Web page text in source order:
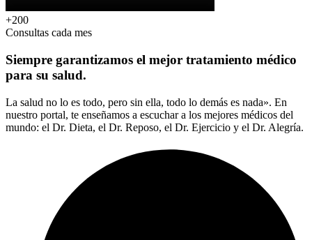
+200
Consultas cada mes
Siempre garantizamos el mejor tratamiento médico
para su salud.
La salud no lo es todo, pero sin ella, todo lo demás es nada». En
nuestro portal, te enseñamos a escuchar a los mejores médicos del
mundo: el Dr. Dieta, el Dr. Reposo, el Dr. Ejercicio y el Dr. Alegría.